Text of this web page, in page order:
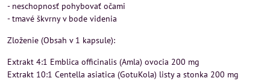
- neschopnosť pohybovať očami
- tmavé škvrny v bode videnia
Zloženie (Obsah v 1 kapsule):
Extrakt 4:1 Emblica officinalis (Amla) ovocia 200 mg
Extrakt 10:1 Centella asiatica (GotuKola) listy a stonka 200 mg